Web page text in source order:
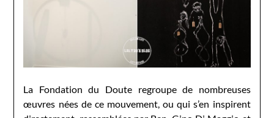
La Fondation du Doute regroupe de nombreuses
œuvres nées de ce mouvement, ou qui s’en inspirent